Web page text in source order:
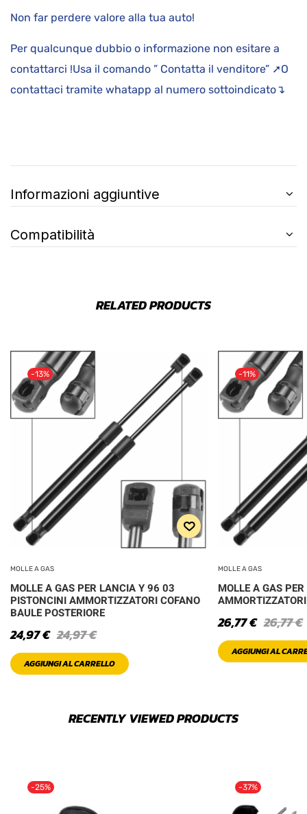
Non far perdere valore alla tua auto!
Per qualcunque dubbio o informazione non esitare a
contattarci !Usa il comando ” Contatta il venditore” ➚O
contattaci tramite whatapp al numero sottoindicato↴
Informazioni aggiuntive
Compatibilità
RELATED PRODUCTS
-13%
MOLLE A GAS
MOLLE A GAS PER LANCIA Y 96 03
PISTONCINI AMMORTIZZATORI COFANO
BAULE POSTERIORE
24,97€
24,97€
AGGIUNGI AL CARRELLO
-11%
MOLLE A GAS
MOLLE A GAS
AMMORTIZZATORI
26,77€
26,77€
AGGIUNGI AL
RECENTLY VIEWED PRODUCTS
-25% -37%